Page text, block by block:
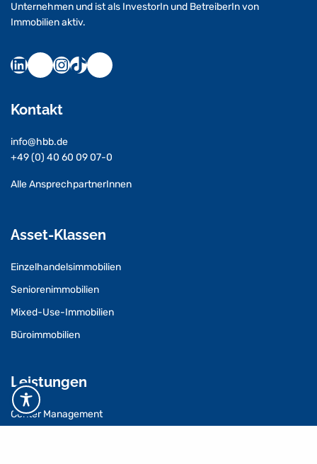
Unternehmen und ist als InvestorIn und BetreiberIn von
Immobilien aktiv.
Kontakt
info@hbb.de
+49 (0) 40 60 09 07-0
Alle AnsprechpartnerInnen
Asset-Klassen
Einzelhandelsimmobilien
Seniorenimmobilien
Mixed-Use-Immobilien
Büroimmobilien
Leistungen
Center Management